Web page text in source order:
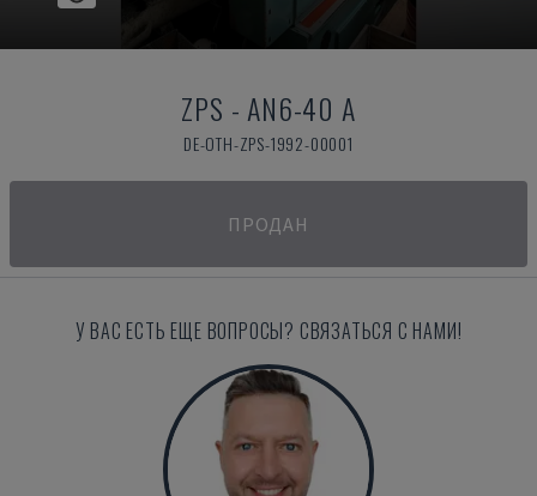
ZPS - AN6-40 A
DE-OTH-ZPS-1992-00001
ПРОДАН
У ВАС ЕСТЬ ЕЩЕ ВОПРОСЫ? СВЯЗАТЬСЯ С НАМИ!